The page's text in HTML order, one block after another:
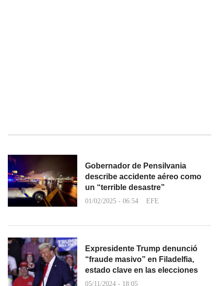
Gobernador de Pensilvania
describe accidente aéreo como
un “terrible desastre”
01/02/2025 - 06:54 EFE
Expresidente Trump denunció
“fraude masivo” en Filadelfia,
estado clave en las elecciones
05/11/2024 - 18:05